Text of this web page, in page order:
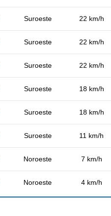
Suroeste 22 km/h
Suroeste 22 km/h
Suroeste 22 km/h
Suroeste 18 km/h
Suroeste 18 km/h
Suroeste 11 km/h
Noroeste 7 km/h
Noroeste 4 km/h